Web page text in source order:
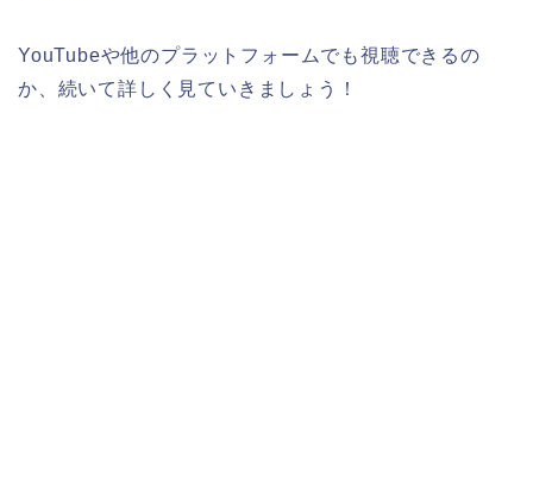
YouTubeや他のプラットフォームでも視聴できるの
か、続いて詳しく見ていきましょう！